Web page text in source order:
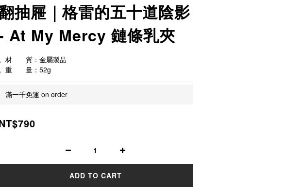
抽屜｜格雷的五十道陰影
At My Mercy 鏈條乳夾
材　　質：金屬製品
重　　量：52g
滿一千免運 on order
ADD TO CART